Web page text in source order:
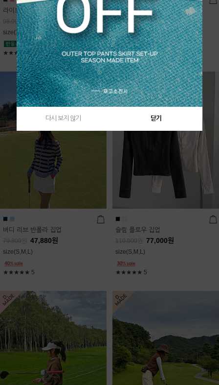
라이트데님 핀턱 스커트
98,000원 68,600원
size(XS,S,M,L)
★★★★★5
블룸 하이넥 니트집업
Sold Out
free(44~66)
★★★★★4.9
버디 리브 반폴라 집업
79,800 47,880원
size(S,M,L)
★★★★★ 5
슬림 플로우 집업
110,000 77,000원
size(S,M,L)
★★★★★ 5
다시 보지 않기 닫기